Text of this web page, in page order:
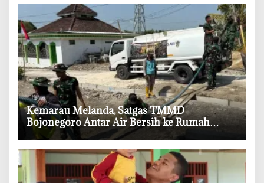
‎Kemarau Melanda, Satgas TMMD
Bojonegoro Antar Air Bersih ke Rumah
Warga